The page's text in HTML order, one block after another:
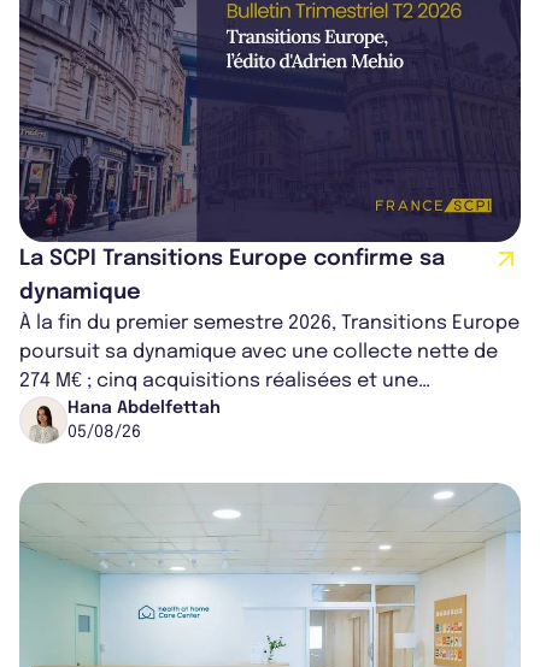
La SCPI Transitions Europe confirme sa
dynamique
À la fin du premier semestre 2026, Transitions Europe
poursuit sa dynamique avec une collecte nette de
274 M€ ; cinq acquisitions réalisées et une
capitalisation portée à 1,38 Md€....
Hana Abdelfettah
05/08/26